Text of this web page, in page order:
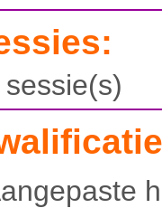
sessie(s)